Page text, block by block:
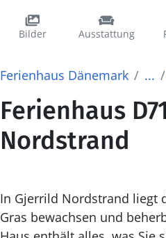
Bilder Ausstattung
Ferienhaus Dänemark ...
Ferienhaus
Nordstrand
In Gjerrild Nordstrand liegt
Gras bewachsen und